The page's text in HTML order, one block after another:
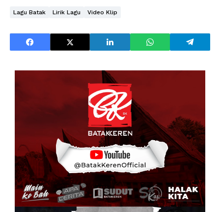
Lagu Batak Lirik Lagu Video Klip